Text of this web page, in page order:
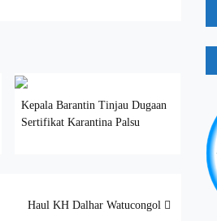
Kepala Barantin Tinjau Dugaan
Sertifikat Karantina Palsu
Haul KH Dalhar Watucongol